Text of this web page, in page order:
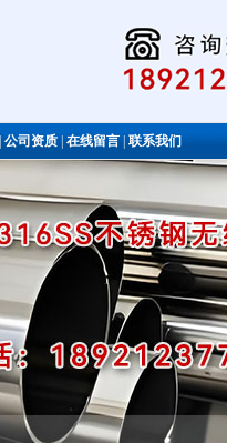
公司资质在线留言|联系我们